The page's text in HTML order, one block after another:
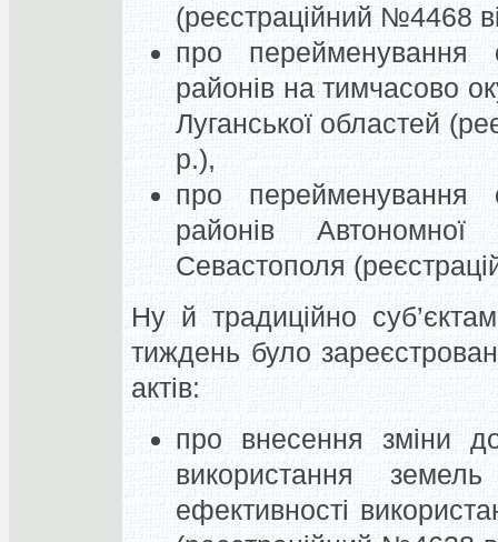
(реєстраційний №4468
про перейменування
районів на тимчасово
Луганської областей
р.),
про перейменування
районів
Севастополя
Ну й традиційно
тиждень було
актів:
про внесення зміни
використання
ефективності